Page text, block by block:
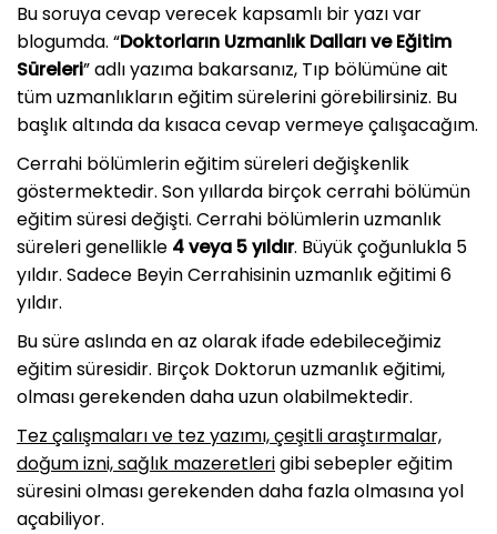
Bu soruya cevap verecek kapsamlı bir yazı var
blogumda. “Doktorların Uzmanlık Dalları ve Eğitim
Süreleri” adlı yazıma bakarsanız, Tıp bölümüne ait
tüm uzmanlıkların eğitim sürelerini görebilirsiniz. Bu
başlık altında da kısaca cevap vermeye çalışacağım.
Cerrahi bölümlerin eğitim süreleri değişkenlik
göstermektedir. Son yıllarda birçok cerrahi bölümün
eğitim süresi değişti. Cerrahi bölümlerin uzmanlık
süreleri genellikle 4 veya 5 yıldır. Büyük çoğunlukla 5
yıldır. Sadece Beyin Cerrahisinin uzmanlık eğitimi 6
yıldır.
Bu süre aslında en az olarak ifade edebileceğimiz
eğitim süresidir. Birçok Doktorun uzmanlık eğitimi,
olması gerekenden daha uzun olabilmektedir.
Tez çalışmaları ve tez yazımı, çeşitli araştırmalar,
doğum izni, sağlık mazeretlerigibi sebepler eğitim
süresini olması gerekenden daha fazla olmasına yol
açabiliyor.